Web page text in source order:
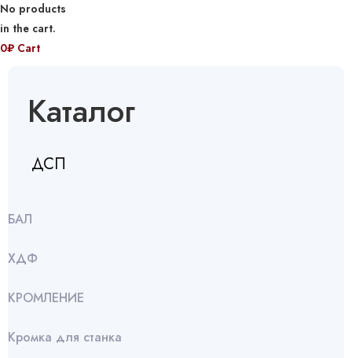
No products
in the cart.
0₽ Cart
Каталог
ДСП
БАЛ
ХДФ
КРОМЛЕНИЕ
Кромка для станка